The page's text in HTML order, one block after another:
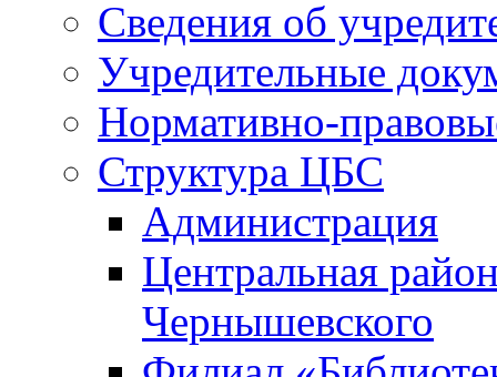
Сведения об
Учредительные
Нормативно-
Структура ЦБС
Администрация
Центральная
Чернышевского